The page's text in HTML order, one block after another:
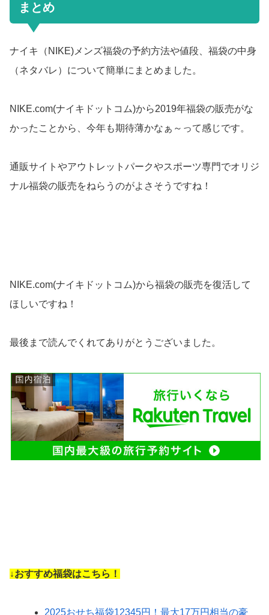
まとめ
ナイキ（NIKE)メンズ福袋の予約方法や値段、福袋の中身
（ネタバレ）について簡単にまとめました。
NIKE.com(ナイキドットコム)から2019年福袋の販売がな
かったことから、今年も期待薄かなぁ～って感じです。
通販サイトやアウトレットパークやスポーツ専門でオリジ
ナル福袋の販売をねらうのがよさそうですね！
NIKE.com(ナイキドットコム)から福袋の販売を復活して
ほしいですね！
最後まで読んでくれてありがとうございました。
↓おすすめ福袋はこちら！
2025おせち福袋12345円！最大17万円相当の豪